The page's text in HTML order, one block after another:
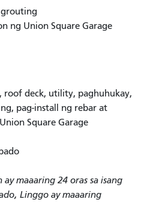
grouting
ng Union Square Garage
roof deck, utility, paghuhukay,
pag-install ng rebar at
Square Garage
maaaring 24 oras sa isang
Linggo ay maaaring